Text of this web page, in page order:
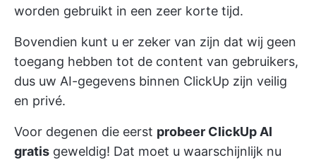
worden gebruikt in een zeer korte tijd.
Bovendien kunt u er zeker van zijn dat wij geen
toegang hebben tot de content van gebruikers,
dus uw AI-gegevens binnen ClickUp zijn veilig
en privé.
Voor degenen die eerst probeer ClickUp AI
gratis geweldig! Dat moet u waarschijnlijk nu